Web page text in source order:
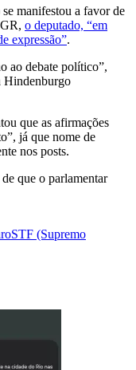
manifestou a favor de
o deputado, “em
expressão”.
ao debate político”,
Hindenburgo
que as afirmações
já que nome de
nos posts.
que o parlamentar
STF (Supremo